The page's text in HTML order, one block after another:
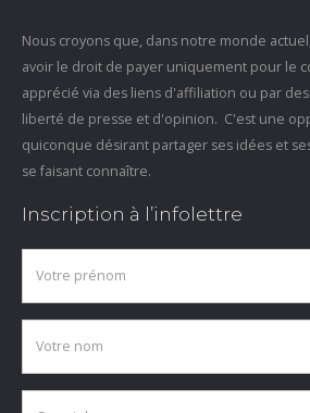
Nous croyons que, dans notre monde
avoir le droit de payer uniquement pour le
apprécié via des liens d'affiliation ou par
liberté de presse et d'opinion. C'est une
quiconque désirant partager ses idées et
se faisant connaître.
Inscription à l’infolettre